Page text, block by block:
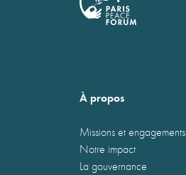
À propos
Missions et engagements
Notre impact
La gouvernance